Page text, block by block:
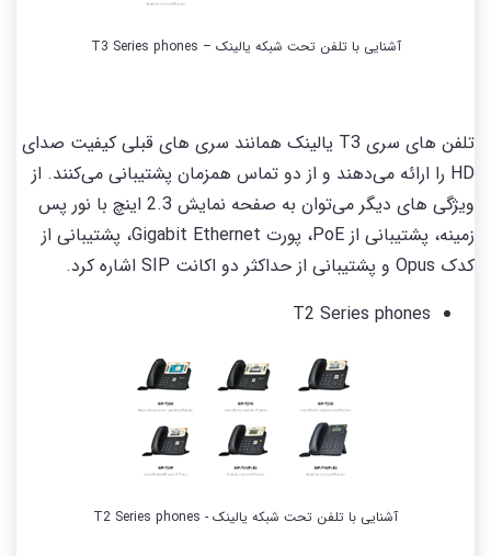
آشنایی با تلفن تحت شبکه یالینک – T3 Series phones
تلفن های سری T3 یالینک همانند سری های قبلی کیفیت صدای
HD را ارائه می‌دهند و از دو تماس همزمان پشتیبانی می‌کنند. از
ویژگی های دیگر می‌توان به صفحه نمایش 2.3 اینچ با نور پس
زمینه، پشتیبانی از PoE، پورت Gigabit Ethernet، پشتیبانی از
کدک Opus و پشتیبانی از حداکثر دو اکانت SIP اشاره کرد.
T2 Series phones
آشنایی با تلفن تحت شبکه یالینک - T2 Series phones